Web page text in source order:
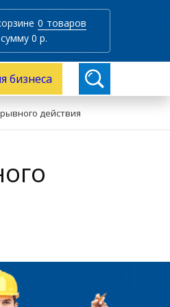
0 товаров
0 р.
бизнеса
действия